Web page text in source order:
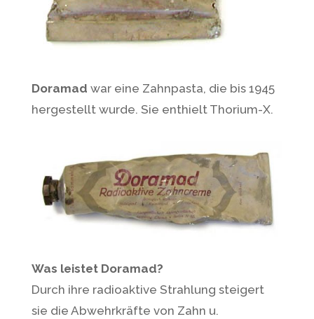
Doramad war eine Zahnpasta, die bis 1945
hergestellt wurde. Sie enthielt Thorium-X.
Was leistet Doramad?
Durch ihre radioaktive Strahlung steigert
sie die Abwehrkräfte von Zahn u.